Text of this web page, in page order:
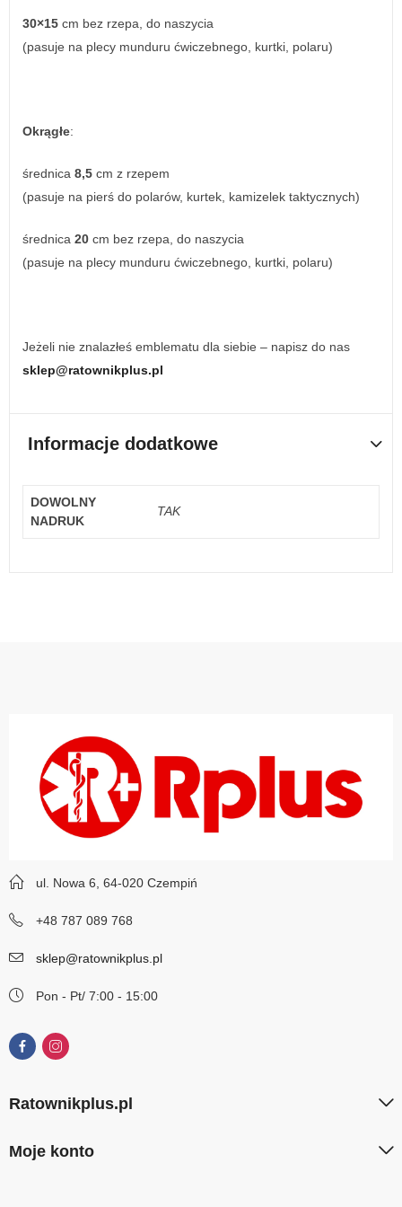
30×15 cm bez rzepa, do naszycia
(pasuje na plecy munduru ćwiczebnego, kurtki, polaru)
Okrągłe:
średnica 8,5 cm z rzepem
(pasuje na pierś do polarów, kurtek, kamizelek taktycznych)
średnica 20 cm bez rzepa, do naszycia
(pasuje na plecy munduru ćwiczebnego, kurtki, polaru)
Jeżeli nie znalazłeś emblematu dla siebie – napisz do nas
sklep@ratownikplus.pl
Informacje dodatkowe
DOWOLNY
NADRUK
TAK
ul. Nowa 6, 64-020 Czempiń
+48 787 089 768
sklep@ratownikplus.pl
Pon - Pt/ 7:00 - 15:00
Ratownikplus.pl
Moje konto